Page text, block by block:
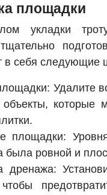
площадки
укладки
в себя следующие
Удалите
которые
площадки:
была ровной и
дренажа: